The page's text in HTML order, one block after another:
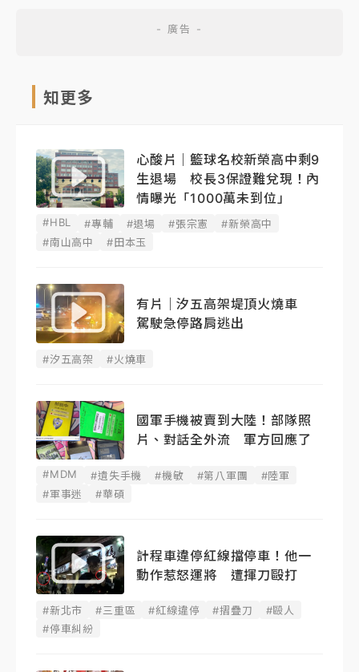
知更多
心酸片｜籃球名校新榮高中剩9
生退場 校長3保證難兌現！內
情曝光「1000萬未到位」
#HBL #專輔 #退場 #張宗憲
#新榮高中
#南山高中
#田本玉
有片｜汐五高架堤頂火燒車
駕駛急停路肩逃出
#汐五高架 #火燒車
國軍手機被賣到大陸！部隊照
片、對話全外流 軍方回應了
#MDM #遺失手機 #機敏 #第八軍團
#陸軍
#軍事迷
#華碩
計程車違停紅線擋停車！他一
動作惹怒運將 遭揮刀毆打
#新北市 #三重區 #紅線違停 #摺疊刀
#毆人
#停車糾紛